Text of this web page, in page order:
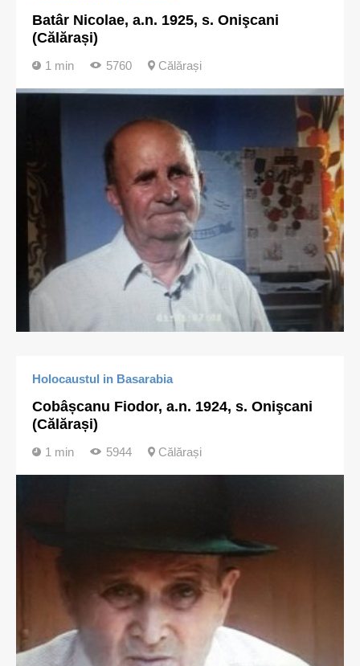
Batâr Nicolae, a.n. 1925, s. Onişcani
(Călărași)
1 min 5760 Călărași
Holocaustul in Basarabia
Cobâșcanu Fiodor, a.n. 1924, s. Onişcani
(Călărași)
1 min 5944 Călărași